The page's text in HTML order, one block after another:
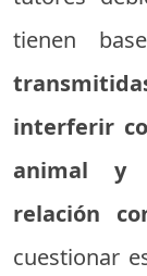
tienen
interferir
animal y
relación
cuestionar